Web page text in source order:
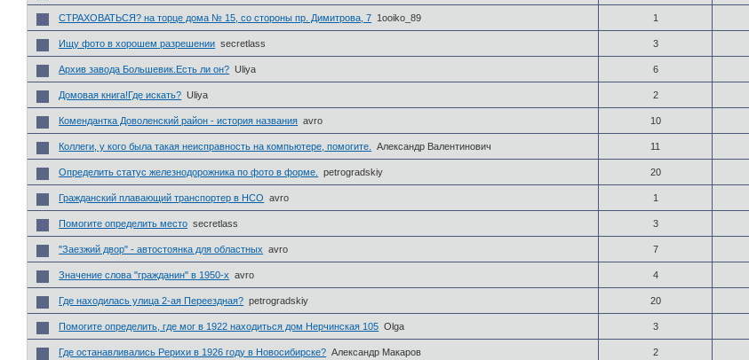
СТРАХОВАТЬСЯ? на торце дома № 15, со стороны пр. Димитрова, 7 1ooiko_89 1
Ищу фото в хорошем разрешении secretlass 3
Архив завода Большевик.Есть ли он? Uliya 6
Домовая книга!Где искать? Uliya 2
Комендантка Доволенский район - история названия avro 10
Коллеги, у кого была такая неисправность на компьютере, помогите. Александр Валентинович 11
Определить статус железнодорожника по фото в форме. petrogradskiy 20
Гражданский плавающий транспортер в НСО avro 1
Помогите определить место secretlass 3
"Заезжий двор" - автостоянка для областных avro 7
Значение слова "гражданин" в 1950-х avro 4
Где находилась улица 2-ая Переездная? petrogradskiy 20
Помогите определить, где мог в 1922 находиться дом Нерчинская 105 Olga 3
Где останавливались Рерихи в 1926 году в Новосибирске? Александр Макаров 2